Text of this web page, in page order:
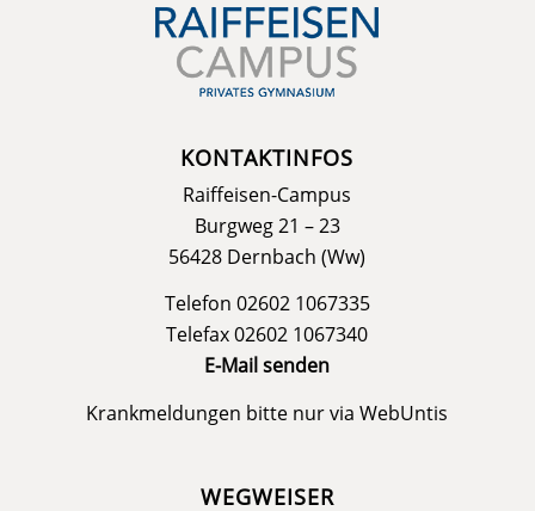
KONTAKTINFOS
Raiffeisen-Campus
Burgweg 21 – 23
56428 Dernbach (Ww)
Telefon 02602 1067335
Telefax 02602 1067340
E-Mail senden
Krankmeldungen bitte nur viaWebUntis
WEGWEISER